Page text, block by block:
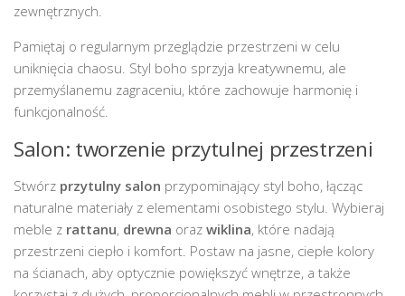
zewnętrznych.
Pamiętaj o regularnym przeglądzie przestrzeni w celu
uniknięcia chaosu. Styl boho sprzyja kreatywnemu, ale
przemyślanemu zagraceniu, które zachowuje harmonię i
funkcjonalność.
Salon: tworzenie przytulnej przestrzeni
Stwórz przytulny salon przypominający styl boho, łącząc
naturalne materiały z elementami osobistego stylu. Wybieraj
meble z rattanu, drewna oraz wiklina, które nadają
przestrzeni ciepło i komfort. Postaw na jasne, ciepłe kolory
na ścianach, aby optycznie powiększyć wnętrze, a także